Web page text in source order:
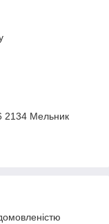
2134 Мельник